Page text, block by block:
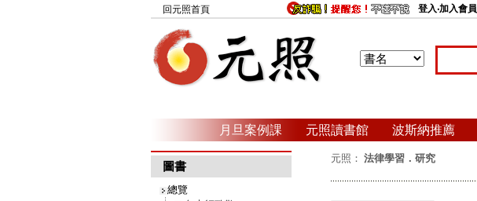
回元照首頁 登入‧加入會員
月旦案例課 元照讀書館 波斯納推薦
圖書
總覽
元照： 法律學習．研究